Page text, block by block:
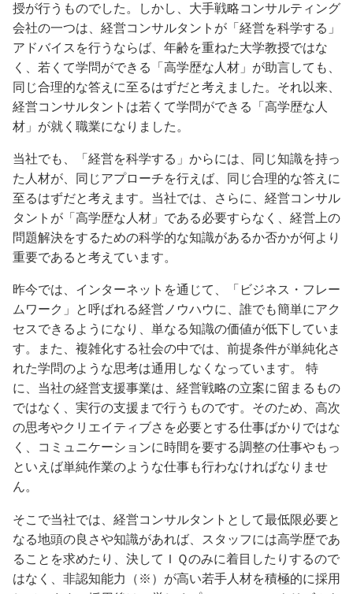
授が行うものでした。しかし、大手戦略コンサルティング
会社の一つは、経営コンサルタントが「経営を科学する」
アドバイスを行うならば、年齢を重ねた大学教授ではな
く、若くて学問ができる「高学歴な人材」が助言しても、
同じ合理的な答えに至るはずだと考えました。それ以来、
経営コンサルタントは若くて学問ができる「高学歴な人
材」が就く職業になりました。
当社でも、「経営を科学する」からには、同じ知識を持っ
た人材が、同じアプローチを行えば、同じ合理的な答えに
至るはずだと考えます。当社では、さらに、経営コンサル
タントが「高学歴な人材」である必要すらなく、経営上の
問題解決をするための科学的な知識があるか否かが何より
重要であると考えています。
昨今では、インターネットを通じて、「ビジネス・フレー
ムワーク」と呼ばれる経営ノウハウに、誰でも簡単にアク
セスできるようになり、単なる知識の価値が低下していま
す。また、複雑化する社会の中では、前提条件が単純化さ
れた学問のような思考は通用しなくなっています。 特
に、当社の経営支援事業は、経営戦略の立案に留まるもの
ではなく、実行の支援まで行うものです。そのため、高次
の思考やクリエイティブさを必要とする仕事ばかりではな
く、コミュニケーションに時間を要する調整の仕事やもっ
といえば単純作業のような仕事も行わなければなりませ
ん。
そこで当社では、経営コンサルタントとして最低限必要と
なる地頭の良さや知識があれば、スタッフには高学歴であ
ることを求めたり、決してＩＱのみに着目したりするので
はなく、非認知能力（※）が高い若手人材を積極的に採用